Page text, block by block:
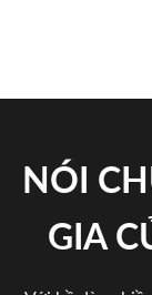
NÓI
GIA